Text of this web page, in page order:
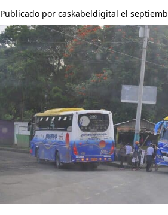
Publicado por caskabeldigital el